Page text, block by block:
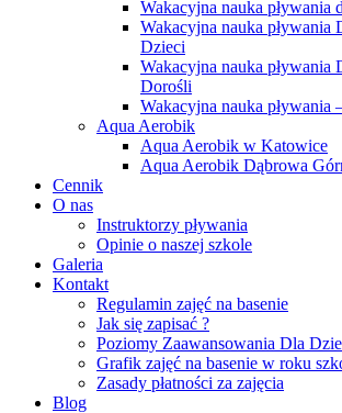
Wakacyjna nauka pływania
Wakacyjna nauka pływania
Dzieci
Wakacyjna nauka pływania
Dorośli
Wakacyjna nauka pływania
Aqua Aerobik
Aqua Aerobik w Katowice
Aqua Aerobik Dąbrowa
Cennik
O nas
Instruktorzy pływania
Opinie o naszej szkole
Galeria
Kontakt
Regulamin zajęć na basenie
Jak się zapisać ?
Poziomy Zaawansowania Dla
Grafik zajęć na basenie w roku
Zasady płatności za zajęcia
Blog